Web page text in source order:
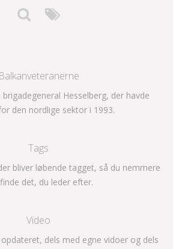
Balkanveteranerne
Hesselberg, der havde
den nordlige sektor i 1993.
Tags
bliver løbende tagget, så du nemmere
det, du leder efter.
Video
dels med egne vidoer og dels